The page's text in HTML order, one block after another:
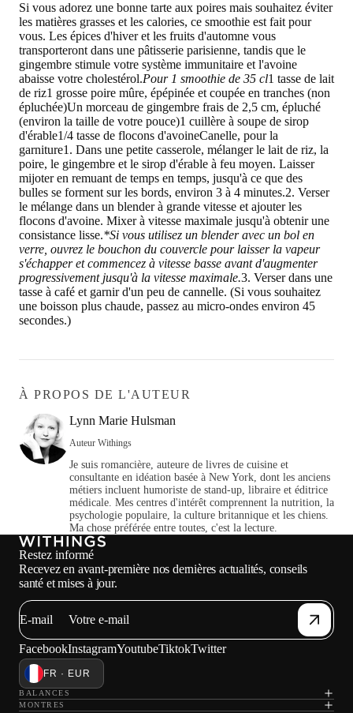
Si vous adorez une bonne tarte aux poires mais souhaitez éviter
les matières grasses et les calories, ce smoothie est fait pour
vous. Les épices d'hiver et les fruits d'automne vous
transporteront dans une pâtisserie parisienne, tandis que le
gingembre stimule votre système immunitaire et l'avoine
abaisse votre cholestérol.Pour 1 smoothie de 35 cl1 tasse de lait
de riz1 grosse poire mûre, épépinée et coupée en tranches (non
épluchée)Un morceau de gingembre frais de 2,5 cm, épluché
(environ la taille de votre pouce)1 cuillère à soupe de sirop
d'érable1/4 tasse de flocons d'avoineCanelle, pour la
garniture1. Dans une petite casserole, mélanger le lait de riz, la
poire, le gingembre et le sirop d'érable à feu moyen. Laisser
mijoter en remuant de temps en temps, jusqu'à ce que des
bulles se forment sur les bords, environ 3 à 4 minutes.2. Verser
le mélange dans un blender à grande vitesse et ajouter les
flocons d'avoine. Mixer à vitesse maximale jusqu'à obtenir une
consistance lisse.*Si vous utilisez un blender avec un bol en
verre, ouvrez le bouchon du couvercle pour laisser la vapeur
s'échapper et commencez à vitesse basse avant d'augmenter
progressivement jusqu'à la vitesse maximale.3. Verser dans une
tasse à café et garnir d'un peu de cannelle. (Si vous souhaitez
une boisson plus chaude, passez au micro-ondes environ 45
secondes.)
À PROPOS DE L'AUTEUR
Lynn Marie Hulsman
Auteur Withings
Je suis romancière, auteure de livres de cuisine et
consultante en idéation basée à New York, dont les anciens
métiers incluent humoriste de stand-up, libraire et éditrice
médicale. Mes centres d'intérêt comprennent la nutrition, la
psychologie populaire, la culture britannique et les chiens.
Ma chose préférée entre toutes, c'est la lecture.
Restez informé
Recevez en avant-première nos dernières actualités, conseils
santé et mises à jour.
E-mail
FacebookInstagramYoutubeTiktokTwitter
FR · EUR
BALANCES
MONTRES